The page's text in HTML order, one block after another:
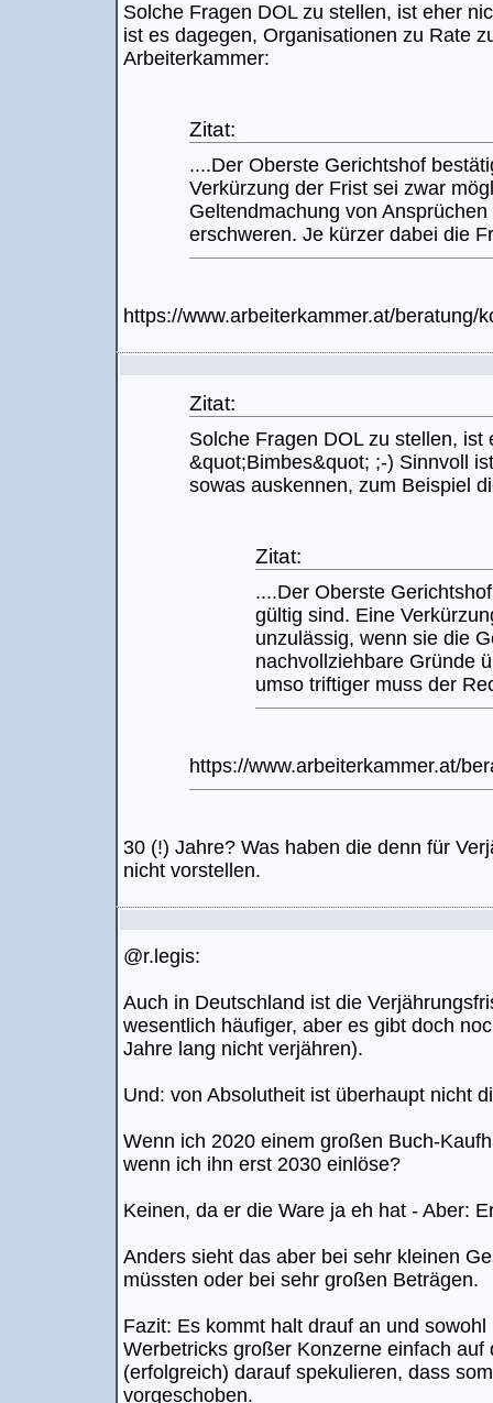
Solche Fragen DOL zu stellen, ist eher
ist es dagegen, Organisationen zu Rate
Arbeiterkammer:
Zitat:
....Der Oberste Gerichtshof
Verkürzung der Frist sei zwar
Geltendmachung von
erschweren. Je kürzer dabei die
https://www.arbeiterkammer.at/
Zitat:
Solche Fragen DOL zu stellen,
&quot;Bimbes&quot; ;-) Sinnvoll
sowas auskennen, zum Beispiel
Zitat:
....Der Oberste
gültig sind. Eine
unzulässig, wenn sie die
nachvollziehbare Gründe
umso triftiger muss der
https://www.arbeiterkammer.at/
30 (!) Jahre? Was haben die denn für
nicht vorstellen.
@r.legis:
Auch in Deutschland ist die
wesentlich häufiger, aber es gibt doch
Jahre lang nicht verjähren).
Und: von Absolutheit ist überhaupt nicht
Wenn ich 2020 einem großen Buch-
wenn ich ihn erst 2030 einlöse?
Keinen, da er die Ware ja eh hat - Aber:
Anders sieht das aber bei sehr kleinen
müssten oder bei sehr großen Beträgen.
Fazit: Es kommt halt drauf an und
Werbetricks großer Konzerne einfach
(erfolgreich) darauf spekulieren, dass
vorgeschoben.